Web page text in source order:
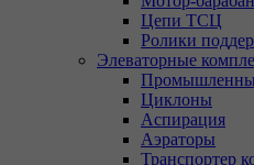
Цепи ТСЦ
Ролики
Элеваторные
Циклоны
Аспирация
Аэраторы
Транспортер